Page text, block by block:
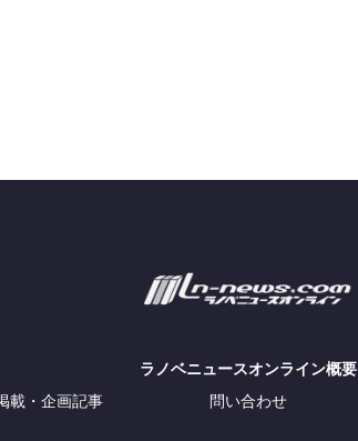
ラノベニュースオンライン概要
載・企画記事 問い合わせ